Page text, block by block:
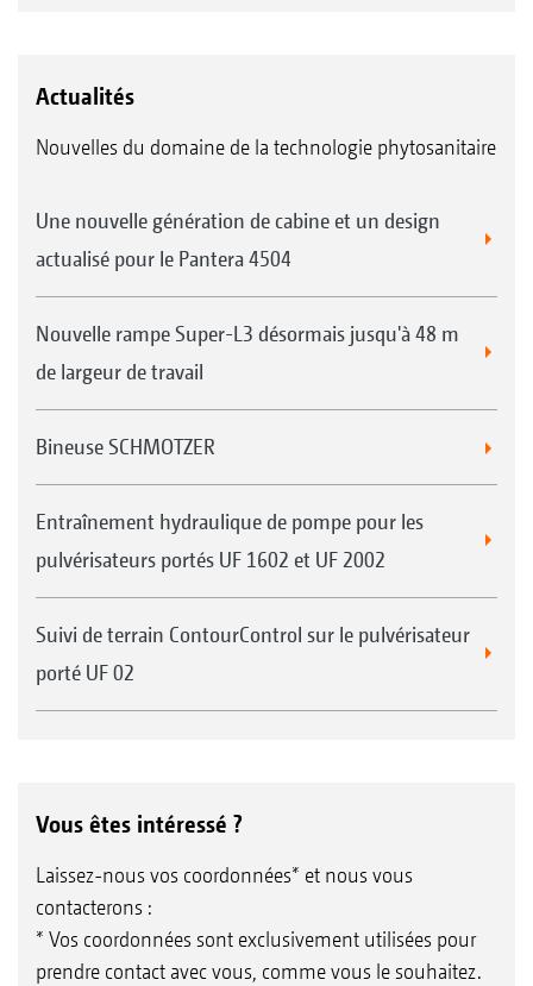
Actualités
Nouvelles du domaine de la technologie phytosanitaire
Une nouvelle génération de cabine et un design
actualisé pour le Pantera 4504
Nouvelle rampe Super-L3 désormais jusqu'à 48 m
de largeur de travail
Bineuse SCHMOTZER
Entraînement hydraulique de pompe pour les
pulvérisateurs portés UF 1602 et UF 2002
Suivi de terrain ContourControl sur le pulvérisateur
porté UF 02
Vous êtes intéressé ?
Laissez-nous vos coordonnées* et nous vous
contacterons :
* Vos coordonnées sont exclusivement utilisées pour
prendre contact avec vous, comme vous le souhaitez.